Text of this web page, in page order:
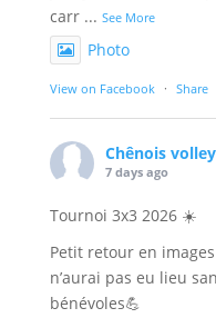
carr ... See More
Photo
View on Facebook · Share
Chênois
7 days ago
Tournoi 3x3 2026 ☀️
Petit retour en
n’aurai pas eu lieu
bénévoles💪